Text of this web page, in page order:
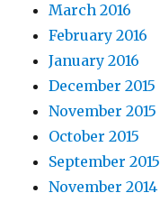
March 2016
February 2016
January 2016
December 2015
November 2015
October 2015
September 2015
November 2014